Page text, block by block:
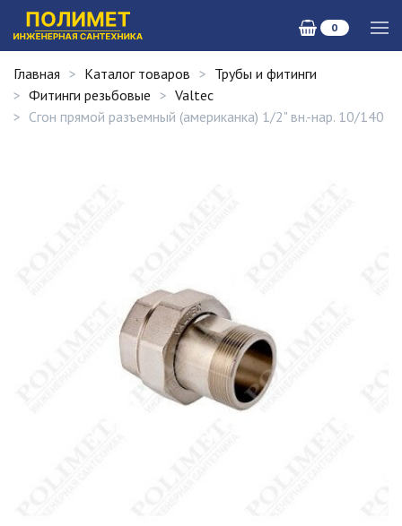
0
Главная Каталог товаров
Трубы и фитинги
Фитинги резьбовые
Valtec
Сгон прямой разъемный (американка) 1/2" вн.-нар. 10/140